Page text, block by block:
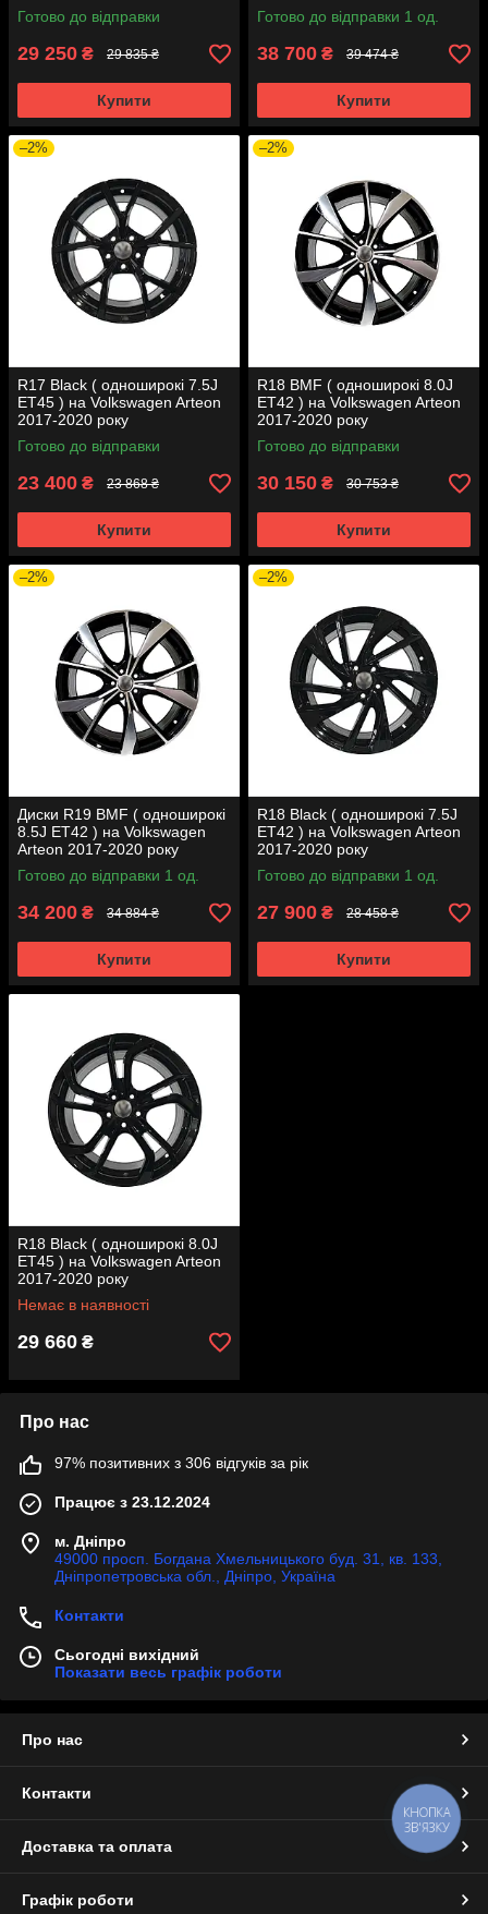
Готово до відправки
29 250 ₴ 29 835 ₴
Купити
Готово до відправки 1 од.
38 700 ₴ 39 474 ₴
Купити
–2%
R17 Black ( одноширокі 7.5J
ET45 ) на Volkswagen Arteon
2017-2020 року
Готово до відправки
23 400 ₴ 23 868 ₴
Купити
–2%
R18 BMF ( одноширокі 8.0J
ET42 ) на Volkswagen Arteon
2017-2020 року
Готово до відправки
30 150 ₴ 30 753 ₴
Купити
–2%
Диски R19 BMF ( одноширокі
8.5J ET42 ) на Volkswagen
Arteon 2017-2020 року
Готово до відправки 1 од.
34 200 ₴ 34 884 ₴
Купити
–2%
R18 Black ( одноширокі 7.5J
ET42 ) на Volkswagen Arteon
2017-2020 року
Готово до відправки 1 од.
27 900 ₴ 28 458 ₴
Купити
R18 Black ( одноширокі 8.0J
ET45 ) на Volkswagen Arteon
2017-2020 року
Немає в наявності
29 660 ₴
Про нас
97% позитивних з 306 відгуків за рік
Працює з 23.12.2024
м. Дніпро
49000 просп. Богдана Хмельницького буд. 31, кв. 133,
Дніпропетровська обл., Дніпро, Україна
Контакти
Сьогодні вихідний
Показати весь графік роботи
Про нас
Контакти
Доставка та оплата
Графік роботи
КНОПКА
ЗВ'ЯЗКУ